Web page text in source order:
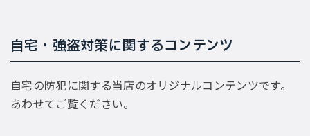
自宅・強盗対策に関するコンテンツ
自宅の防犯に関する当店のオリジナルコンテンツです。
あわせてご覧ください。